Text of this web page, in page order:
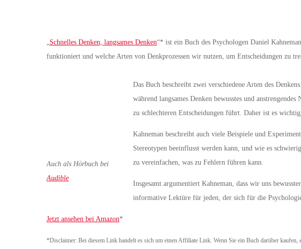
Schnelles Denken, langsames Denken“* ist ein Buch des Psychologen Daniel
funktioniert und welche Arten von Denkprozessen wir nutzen, um Entscheidungen zu
Auch als Hörbuch bei
Audible
Das Buch beschreibt zwei verschiedene Arten des
während langsames Denken bewusstes und
zu schlechteren Entscheidungen führt. Daher ist es
Kahneman beschreibt auch viele Beispiele und
Stereotypen beeinflusst werden kann, und wie es
zu vereinfachen, was zu Fehlern führen kann.
Insgesamt argumentiert Kahneman, dass wir uns
informative Lektüre für jeden, der sich für die
Jetzt ansehen bei Amazon*
*Disclaimer: Bei diesem Link handelt es sich um einen Affiliate Link. Wenn Sie ein Buch darüber